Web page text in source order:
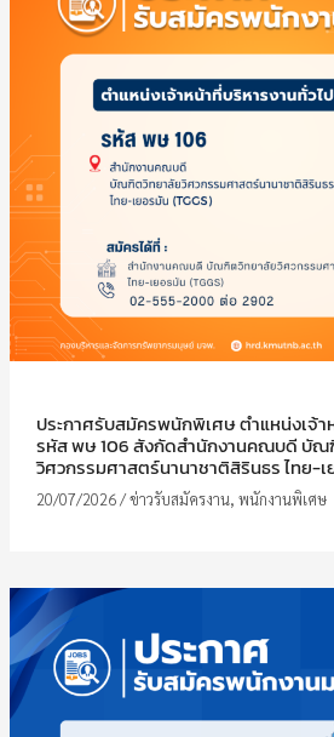
ประกาศรับสมัครพนักพิเศษ ตำแหน่งเจ้า
รหัส พษ 106 สังกัดสำนักงานคณบดี บัณ
วิศวกรรมศาสตร์นานาชาติสิรินธร ไทย-เ
20/07/2026/ข่าวรับสมัครงาน, พนักงานพิเศษ